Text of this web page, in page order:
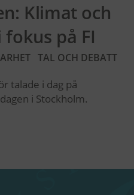
Klimat och
på FI
TAL OCH DEBATT
talade i dag på
i Stockholm.